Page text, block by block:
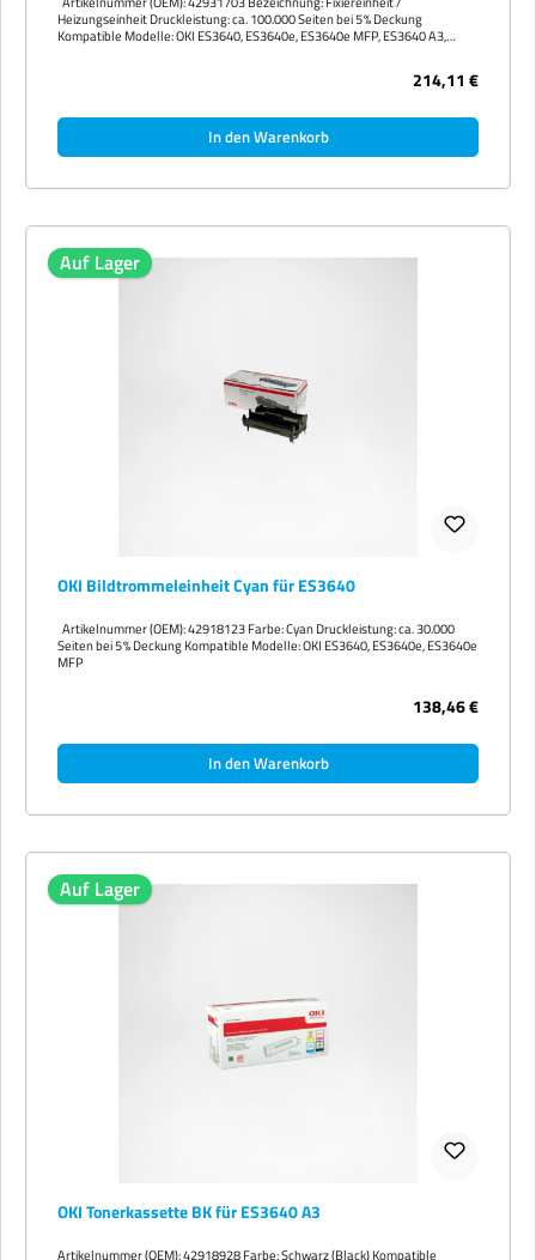
Heizungseinheit Druckleistung: ca. 100.000 Seiten bei 5 % Deckung
Kompatible Modelle: OKI ES3640, ES3640e, ES3640e MFP, ES3640 A3,
214,11 €
In den Warenkorb
Auf Lager
OKI Bildtrommeleinheit Cyan für ES3640
Seiten bei 5 % Deckung Kompatible Modelle: OKI ES3640, ES3640e, ES3640e
MFP
138,46 €
In den Warenkorb
Auf Lager
OKI Tonerkassette BK für ES3640 A3
Artikelnummer (OEM): 42918928 Farbe: Schwarz (Black) Kompatible